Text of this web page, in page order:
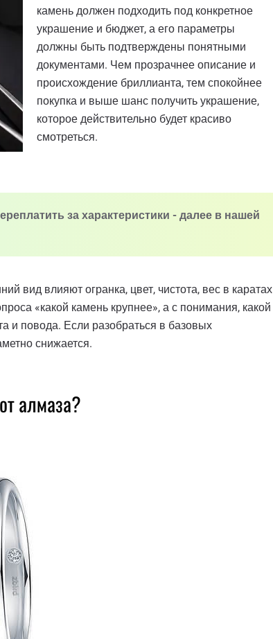
камень должен подходить под конкретное
украшение и бюджет, а его параметры
должны быть подтверждены понятными
документами. Чем прозрачнее описание и
происхождение бриллианта, тем спокойнее
покупка и выше шанс получить украшение,
которое действительно будет красиво
смотреться.
за характеристики - далее в нашей
вид влияют огранка, цвет, чистота, вес в каратах
«какой камень крупнее», а с понимания, какой
и повода. Если разобраться в базовых
снижается.
алмаза?